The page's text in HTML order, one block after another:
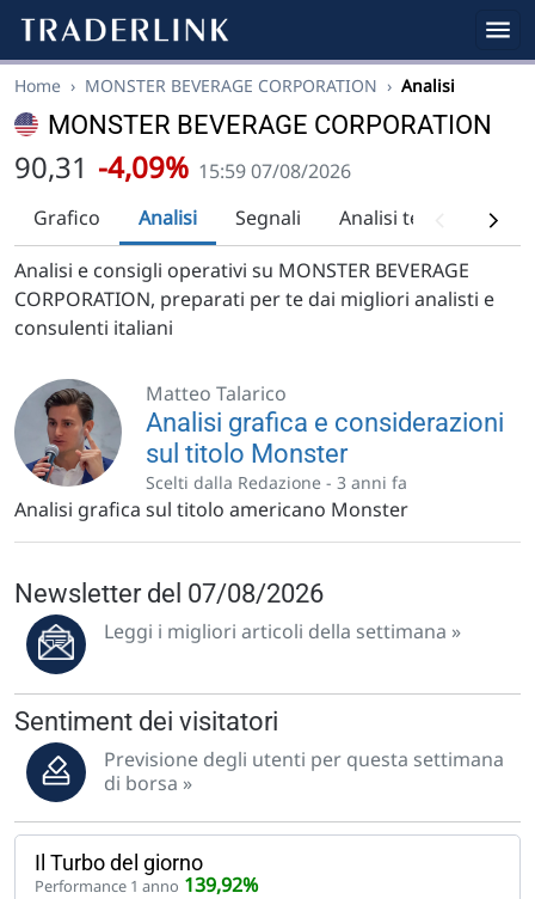
Home › MONSTER BEVERAGE CORPORATION › Analisi
MONSTER BEVERAGE CORPORATION
90,31 -4,09% 15:59 07/08/2026
Grafico
Analisi Segnali Analisi tecnica
Analisi e consigli operativi su MONSTER BEVERAGE
CORPORATION, preparati per te dai migliori analisti e
consulenti italiani
Matteo Talarico
Analisi grafica e considerazioni
sul titolo Monster
Scelti dalla Redazione - 3 anni fa
Analisi grafica sul titolo americano Monster
Newsletter del 07/08/2026
Leggi i migliori articoli della settimana »
Sentiment dei visitatori
Previsione degli utenti per questa settimana
di borsa »
Il Turbo del giorno
Performance 1 anno 139,92%